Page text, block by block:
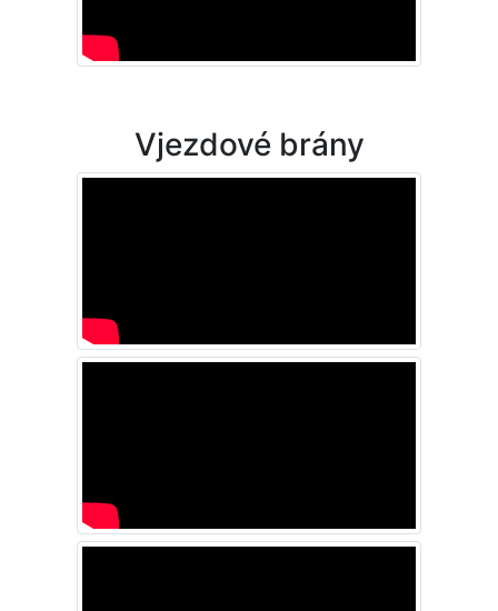
Vjezdové brány